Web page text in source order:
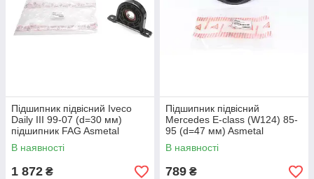
Підшипник підвісний Iveco
Daily III 99-07 (d=30 мм)
підшипник FAG Asmetal
40IV4001
В наявності
1 872 ₴
Підшипник підвісний
Mercedes E-class (W124) 85-
95 (d=47 мм) Asmetal
40MR0105
В наявності
789 ₴